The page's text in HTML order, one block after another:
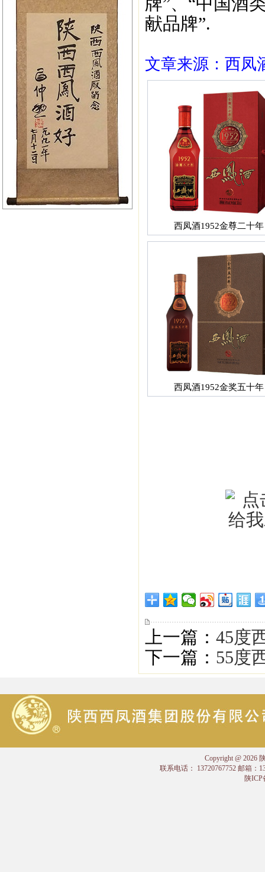
献品牌”.
文章来源：西凤
西凤酒1952金尊二十年
西凤酒1952金奖五十年
上一篇： 45度
下一篇： 55度
Copyright @ 2026
联系电话： 13720767752 邮箱：
陕ICP